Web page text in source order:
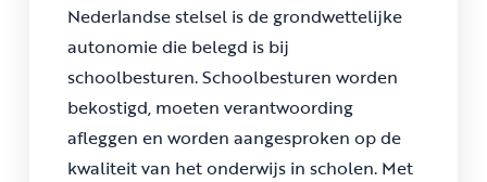
Nederlandse stelsel is de grondwettelijke
autonomie die belegd is bij
schoolbesturen. Schoolbesturen worden
bekostigd, moeten verantwoording
afleggen en worden aangesproken op de
kwaliteit van het onderwijs in scholen. Met